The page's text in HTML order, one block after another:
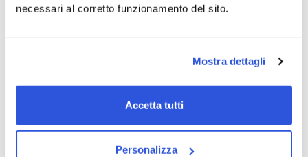
necessari al corretto funzionamento del sito.
Mostra dettagli
Accetta tutti
Personalizza
Catalogo prodotti ampio e completo
Con un acquisto minimo di 29.90 €
Spedizioni in tutta Europa a 20€.